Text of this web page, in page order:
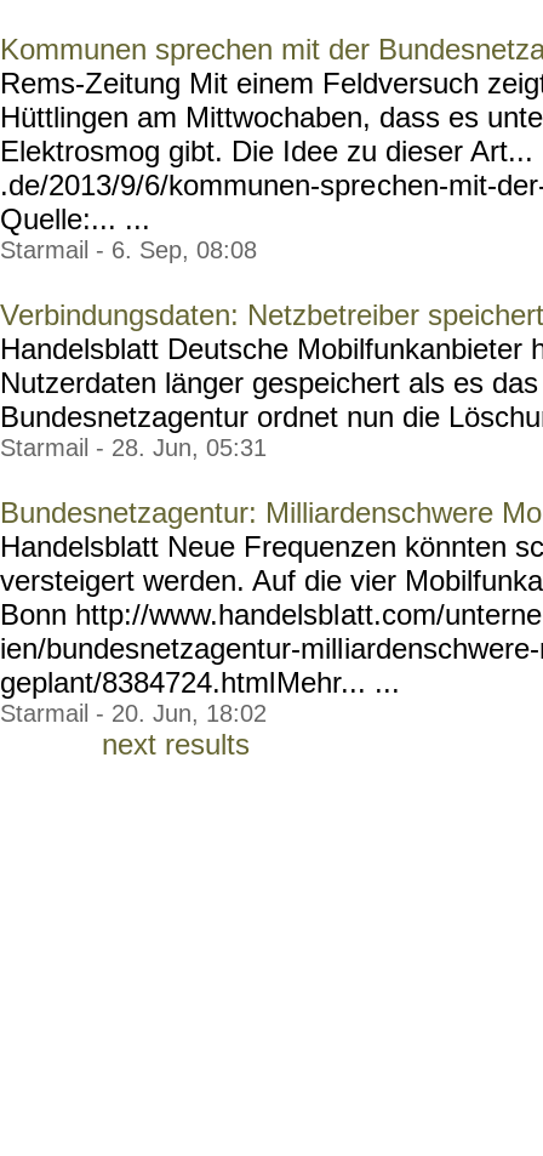
Kommunen sprechen mit der
Rems-Zeitung Mit einem Feldversuch
Hüttlingen am Mittwochaben, dass es
Elektrosmog gibt. Die Idee zu dieser
.de/2013/9/6/kommunen-sprechen-mit-
Quelle:... ...
Starmail - 6. Sep, 08:08
Verbindungsdaten: Netzbetreiber
Handelsblatt Deutsche Mobilfunkanbieter
Nutzerdaten länger gespeichert als es
Bundesnetzagentur ordnet nun die
Starmail - 28. Jun, 05:31
Bundesnetzagentur: Milliardenschwere
Handelsblatt Neue Frequenzen könnten
versteigert werden. Auf die vier
Bonn http://www.handelsblatt.com/
ien/bundesnetzagentur-mill
geplant/8384724.htmlMehr... ...
Starmail - 20. Jun, 18:02
next results